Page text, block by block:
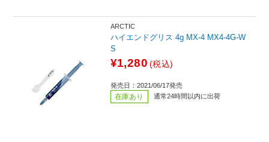
ARCTIC
ハイエンドグリス 4g MX-4 MX4-4G-W
S
¥1,280 (税込)
発売日：2021/06/17発売
在庫あり 通常24時間以内に出荷